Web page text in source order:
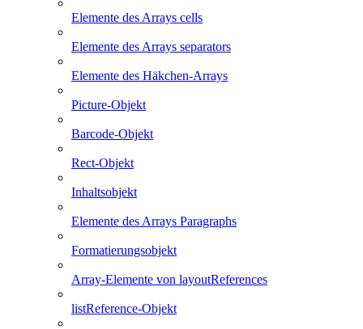
Elemente des Arrays cells
Elemente des Arrays separators
Elemente des Häkchen-Arrays
Picture-Objekt
Barcode-Objekt
Rect-Objekt
Inhaltsobjekt
Elemente des Arrays Paragraphs
Formatierungsobjekt
Array-Elemente von layoutReferences
listReference-Objekt